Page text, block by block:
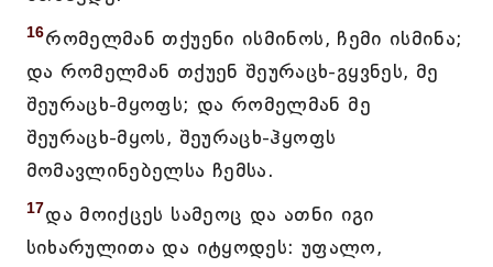
16რომელმან თქუენი ისმინოს, ჩემი ისმინა;
და რომელმან თქუენ შეურაცხ-გყვნეს, მე
შეურაცხ-მყოფს; და რომელმან მე
შეურაცხ-მყოს, შეურაცხ-ჰყოფს
მომავლინებელსა ჩემსა.
17და მოიქცეს სამეოც და ათნი იგი
სიხარულითა და იტყოდეს: უფალო,